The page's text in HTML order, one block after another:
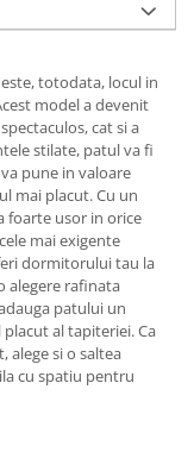
totodata, locul in
model a devenit
cat si a
stilate, patul va fi
pune in valoare
mai placut. Cu un
foarte usor in orice
mai exigente
dormitorului tau la
alegere rafinata
patului un
al tapiteriei. Ca
alege si o saltea
cu spatiu pentru